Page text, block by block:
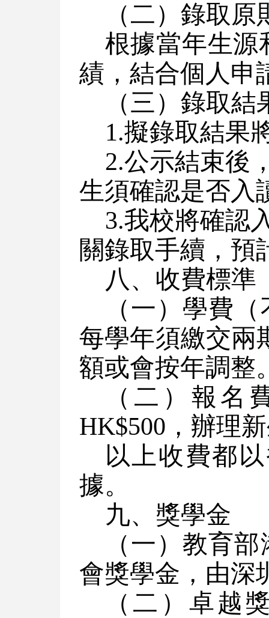
（二）錄取原
根據當年生源
績，結合個人申
（三）錄取結
1.擬錄取結果
2.公示結束後
生須確認是否入
3.我校將確認
關錄取手續，預
八、收費標準
（一）學費
每學年須繳交兩
額或會按年調整
（二）報名
HK$500，辦理
以上收費都
據。
九、獎學金
（一）教育
會獎學金，由深
（二）卓越